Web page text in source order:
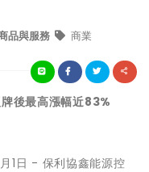
品與服務 商業
後最高漲幅近83%
1日 - 保利協鑫能源控